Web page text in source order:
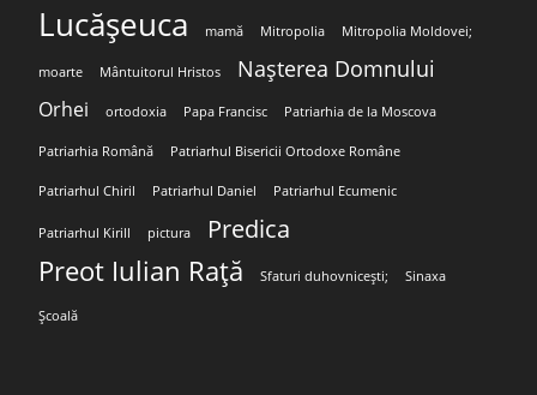
Lucășeuca mamă Mitropolia Mitropolia Moldovei;
moarte Mântuitorul Hristos Nașterea Domnului
Orhei ortodoxia Papa Francisc Patriarhia de la Moscova
Patriarhia Română Patriarhul Bisericii Ortodoxe Române
Patriarhul Chiril Patriarhul Daniel Patriarhul Ecumenic
Patriarhul Kirill pictura Predica
Preot Iulian Rață Sfaturi duhovnicești; Sinaxa
Școală